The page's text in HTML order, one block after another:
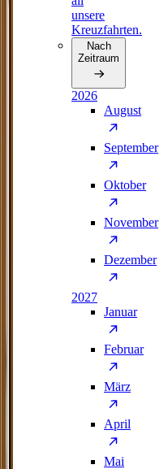
unsere
Kreuzfahrten.
Nach
Zeitraum
2026
August
September
Oktober
November
Dezember
2027
Januar
Februar
März
April
Mai